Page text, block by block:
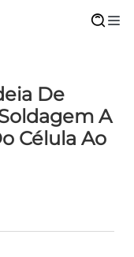
De
A
Célula Ao